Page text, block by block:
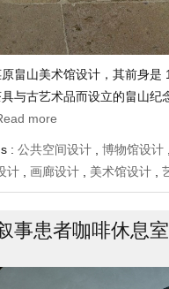
畠山美术馆设计，其前身是
与古艺术品而设立的畠山纪
more
: 公共空间设计 , 博物馆设计
计 , 画廊设计 , 美术馆设计 ,
事患者咖啡休息